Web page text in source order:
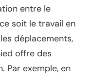
entre le
soit le travail en
déplacements,
offre des
Par exemple, en